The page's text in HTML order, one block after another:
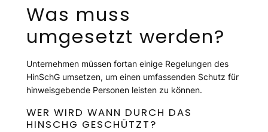
Was muss
umgesetzt werden?
Unternehmen müssen fortan einige Regelungen des
HinSchG umsetzen, um einen umfassenden Schutz für
hinweisgebende Personen leisten zu können.
WER WIRD WANN DURCH DAS
HINSCHG GESCHÜTZT?